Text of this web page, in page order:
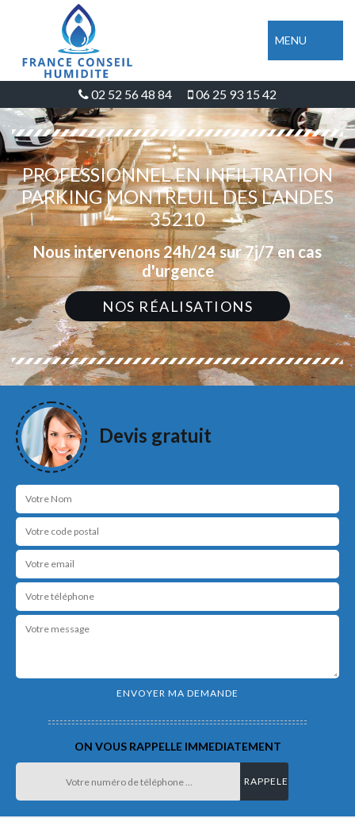
MENU
02 52 56 48 84 06 25 93 15 42
PROFESSIONNEL EN INFILTRATION
PARKING MONTREUIL DES LANDES
35210
Nous intervenons 24h/24 sur 7j/7 en cas
d'urgence
NOS RÉALISATIONS
Devis gratuit
ON VOUS RAPPELLE IMMEDIATEMENT